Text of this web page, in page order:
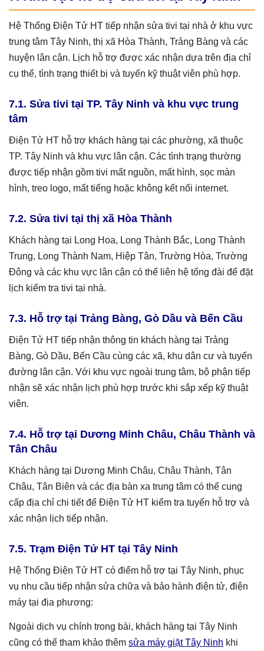
Hệ Thống Điện Tử HT tiếp nhận sửa tivi tại nhà ở khu vực
trung tâm Tây Ninh, thị xã Hòa Thành, Trảng Bàng và các
huyện lân cận. Lịch hỗ trợ được xác nhận dựa trên địa chỉ
cụ thể, tình trạng thiết bị và tuyến kỹ thuật viên phù hợp.
7.1. Sửa tivi tại TP. Tây Ninh và khu vực trung
tâm
Điện Tử HT hỗ trợ khách hàng tại các phường, xã thuộc
TP. Tây Ninh và khu vực lân cận. Các tình trạng thường
được tiếp nhận gồm tivi mất nguồn, mất hình, sọc màn
hình, treo logo, mất tiếng hoặc không kết nối internet.
7.2. Sửa tivi tại thị xã Hòa Thành
Khách hàng tại Long Hoa, Long Thành Bắc, Long Thành
Trung, Long Thành Nam, Hiệp Tân, Trường Hòa, Trường
Đông và các khu vực lân cận có thể liên hệ tổng đài để đặt
lịch kiểm tra tivi tại nhà.
7.3. Hỗ trợ tại Trảng Bàng, Gò Dầu và Bến Cầu
Điện Tử HT tiếp nhận thông tin khách hàng tại Trảng
Bàng, Gò Dầu, Bến Cầu cùng các xã, khu dân cư và tuyến
đường lân cận. Với khu vực ngoài trung tâm, bộ phận tiếp
nhận sẽ xác nhận lịch phù hợp trước khi sắp xếp kỹ thuật
viên.
7.4. Hỗ trợ tại Dương Minh Châu, Châu Thành và
Tân Châu
Khách hàng tại Dương Minh Châu, Châu Thành, Tân
Châu, Tân Biên và các địa bàn xa trung tâm có thể cung
cấp địa chỉ chi tiết để Điện Tử HT kiểm tra tuyến hỗ trợ và
xác nhận lịch tiếp nhận.
7.5. Trạm Điện Tử HT tại Tây Ninh
Hệ Thống Điện Tử HT có điểm hỗ trợ tại Tây Ninh, phục
vụ nhu cầu tiếp nhận sửa chữa và bảo hành điện tử, điện
máy tại địa phương:
Ngoài dịch vụ chính trong bài, khách hàng tại Tây Ninh
cũng có thể tham khảo thêm sửa máy giặt Tây Ninh khi